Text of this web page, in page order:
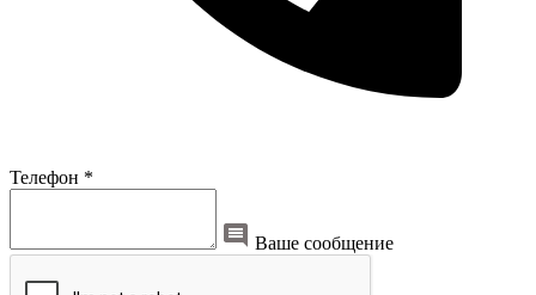
Телефон *
Ваше сообщение